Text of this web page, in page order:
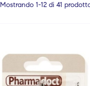
Mostrando 1-12 di 41